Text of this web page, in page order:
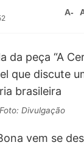
A-
Foto: Divulgação
vem se